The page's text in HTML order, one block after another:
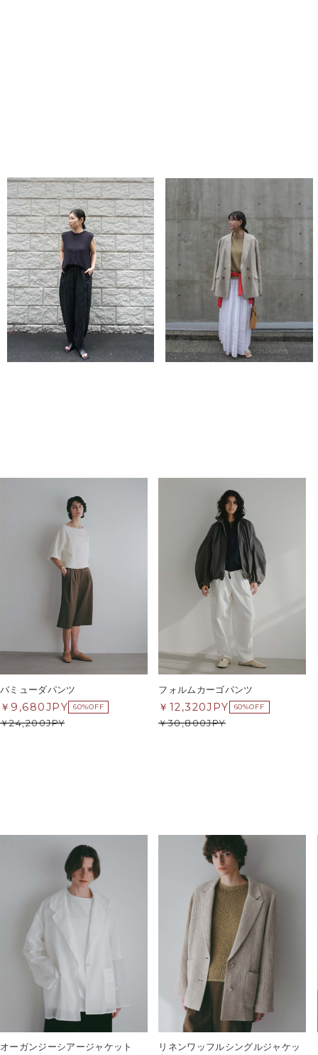
バミューダパンツ
9,680JPY 60%OFF
24,200JPY
フォルムカーゴパンツ
12,320JPY 60%OFF
30,800JPY
オーガンジーシアージャケット
リネンワッフルシングルジャケッ